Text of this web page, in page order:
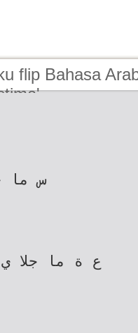
flip Bahasa
س ما
ع ة ما جلا